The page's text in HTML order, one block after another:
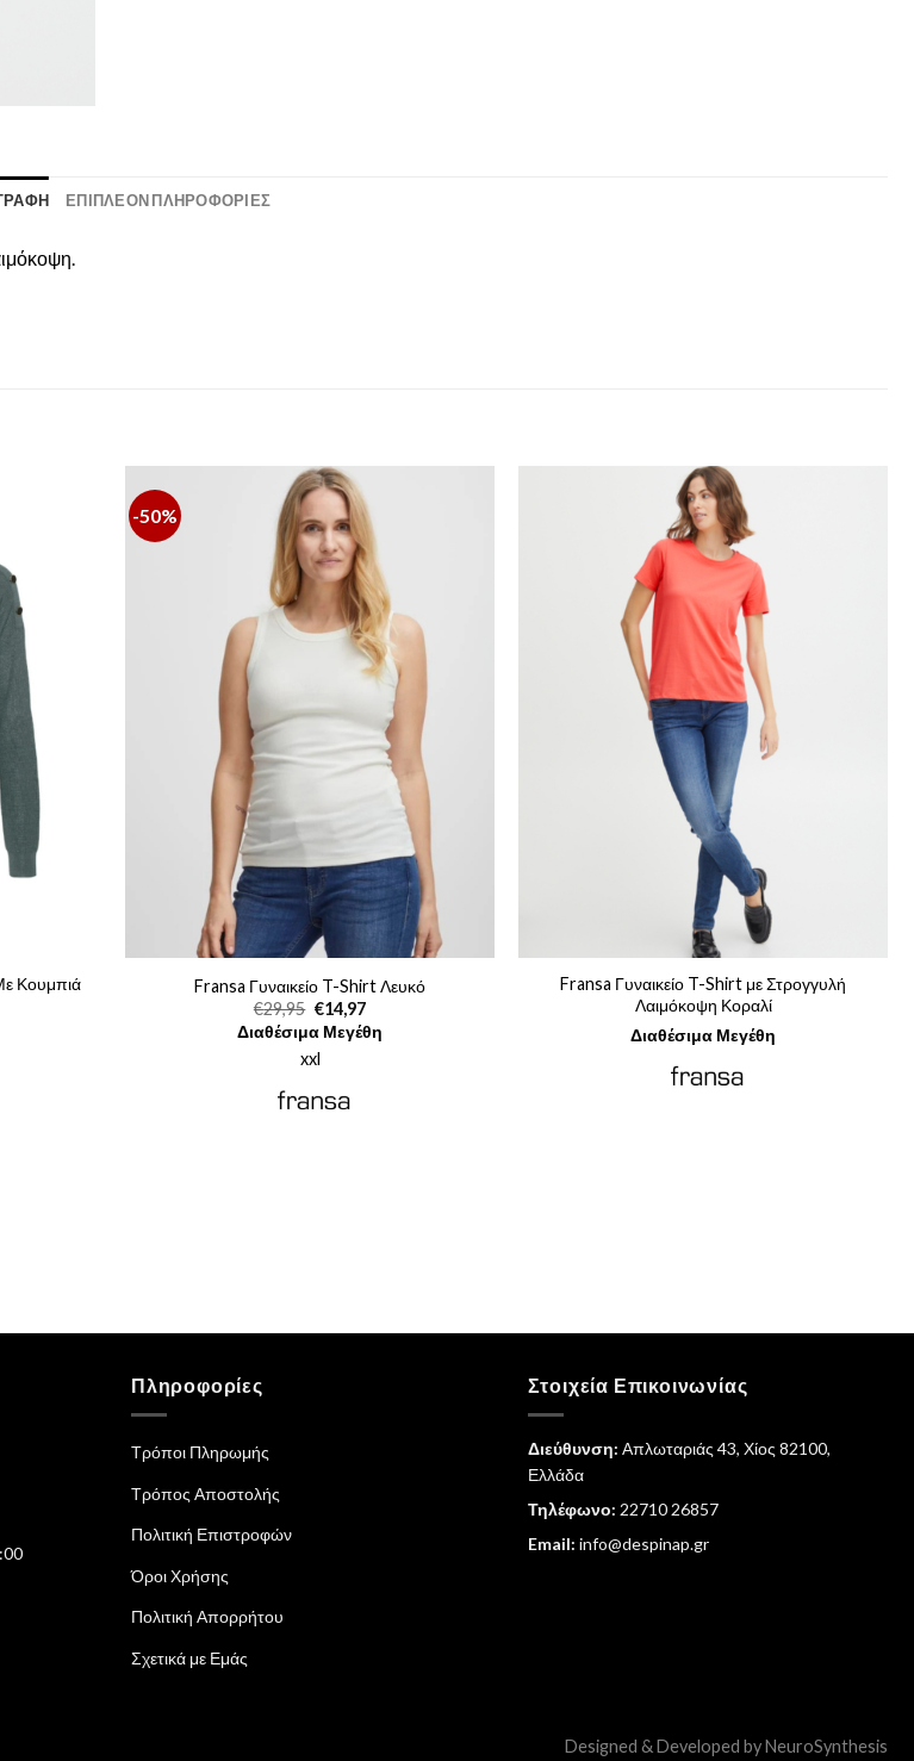
ΕΠΙΠΛΈΟΝ ΠΛΗΡΟΦΟΡΊΕΣ
Κουμπιά
-50%
Fransa Γυναικείο T-Shirt Λευκό
€29,95 Original
price
was:
€29,95.
€14,97Η
τρέχουσα
τιμή
Διαθέσιμα Μεγέθη
xxl
Fransa Γυναικείο T-Shirt με Στρογγυλή
Λαιμόκοψη Κοραλί
Διαθέσιμα Μεγέθη
Πληροφορίες
Τρόποι Πληρωμής
Τρόπος Αποστολής
Πολιτική Επιστροφών
Όροι Χρήσης
Πολιτική Απορρήτου
Σχετικά με Εμάς
Στοιχεία Επικοινωνίας
Διεύθυνση: Απλωταριάς 43, Χίος 82100,
Ελλάδα
Τηλέφωνο: 22710 26857
Email: info@despinap.gr
Designed & Developed byNeuroSynthesis